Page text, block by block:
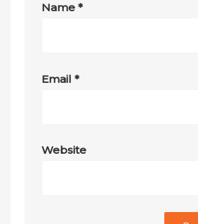
Name*
Email*
Website